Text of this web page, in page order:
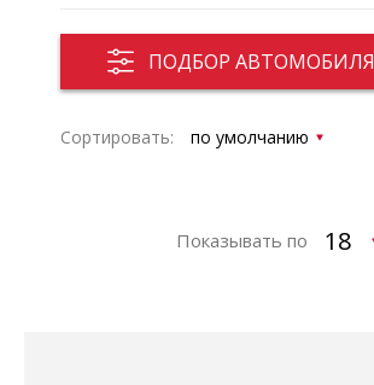
ПОДБОР АВТОМОБИЛЯ
Сортировать:
Показывать по